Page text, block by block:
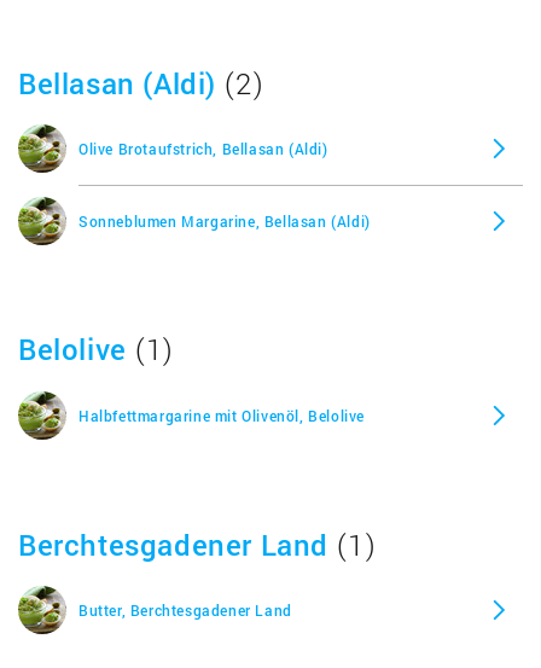
Bellasan (Aldi) (2)
Olive Brotaufstrich, Bellasan (Aldi)
Sonneblumen Margarine, Bellasan (Aldi)
Belolive (1)
Halbfettmargarine mit Olivenöl, Belolive
Berchtesgadener Land (1)
Butter, Berchtesgadener Land